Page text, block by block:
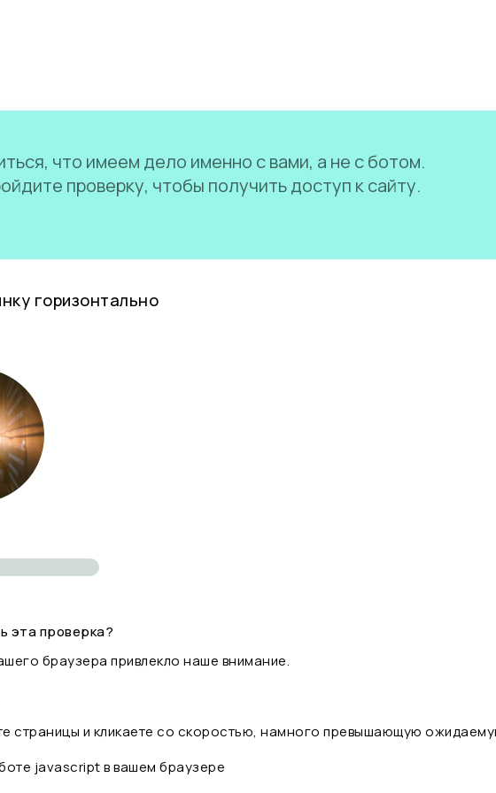
что имеем дело именно с вами, а не с ботом.
проверку, чтобы получить доступ к сайту.
горизонтально
эта проверка?
браузера привлекло наше внимание.
страницы и кликаете со скоростью, намного превышающую
javascript в вашем браузере